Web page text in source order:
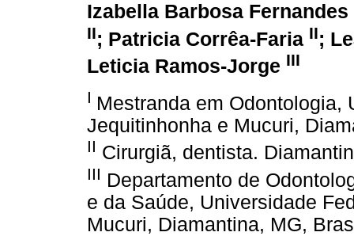
Izabella Barbosa Fernandes
II; Patricia Corrêa-Faria II;
Leticia Ramos-Jorge III
I Mestranda em Odontologia,
Jequitinhonha e Mucuri,
II Cirurgiã, dentista.
III Departamento de
e da Saúde, Universidade
Mucuri, Diamantina, MG,